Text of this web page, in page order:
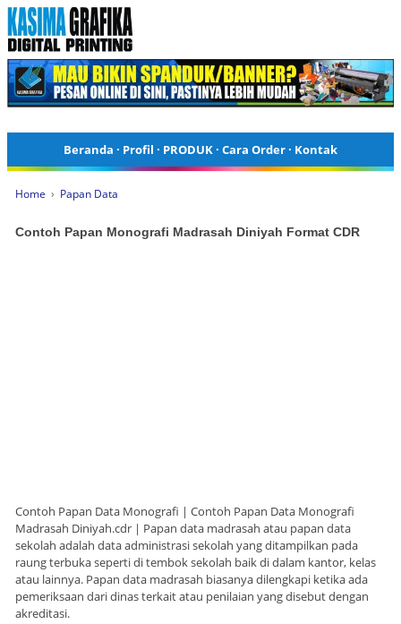
Beranda · Profil · PRODUK· Cara Order· Kontak
Home › Papan Data
Contoh Papan Monografi Madrasah Diniyah Format CDR
Contoh Papan Data Monografi | Contoh Papan Data Monografi
Madrasah Diniyah.cdr | Papan data madrasah atau papan data
sekolah adalah data administrasi sekolah yang ditampilkan pada
raung terbuka seperti di tembok sekolah baik di dalam kantor, kelas
atau lainnya. Papan data madrasah biasanya dilengkapi ketika ada
pemeriksaan dari dinas terkait atau penilaian yang disebut dengan
akreditasi.